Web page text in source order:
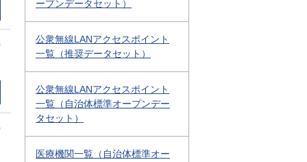
ープンデータセット）
公衆無線LANアクセスポイント
一覧（推奨データセット）
公衆無線LANアクセスポイント
一覧（自治体標準オープンデー
タセット）
医療機関一覧（自治体標準オー